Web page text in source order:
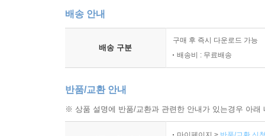
배송 안내
배송 구분
구매 후 즉시 다운로드 가능
배송비 : 무료배송
반품/교환 안내
※ 상품 설명에 반품/교환과 관련한 안내가 있는경우 아